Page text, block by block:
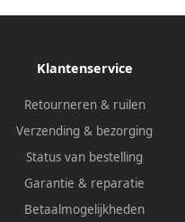
Klantenservice
Retourneren & ruilen
Verzending & bezorging
Status van bestelling
Garantie & reparatie
Betaalmogelijkheden